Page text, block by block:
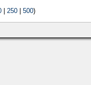
250 500)